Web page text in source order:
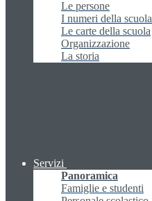
Le persone
I numeri della scuola
Le carte della scuola
Organizzazione
La storia
Servizi
Panoramica
Famiglie e studenti